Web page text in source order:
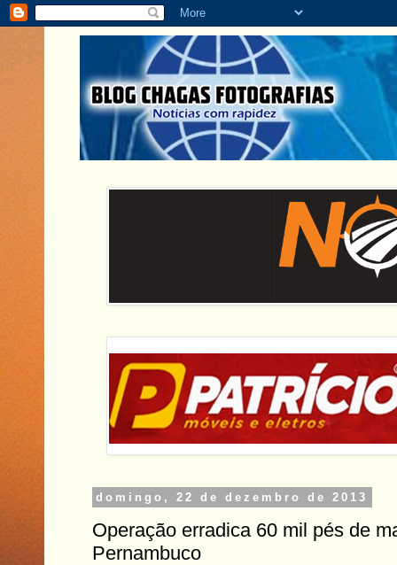
domingo, 22 de dezembro de 2013
Operação erradica 60 mil pés de
Pernambuco